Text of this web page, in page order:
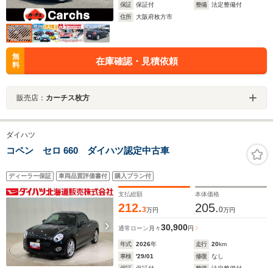
保証
保証付 整備
法定整備付
住所
大阪府枚方市
無
料
在庫確認・見積依頼
販売店： カーチス枚方
ダイハツ
コペン セロ 660 ダイハツ認定中古車
ディーラー保証 車両品質評価書付 購入プラン付
支払総額
212.3万円
本体価格
205.0万円
通常ローン 月々30,900円
年式 2026年 走行 20km
車検
'29/01 修復
なし